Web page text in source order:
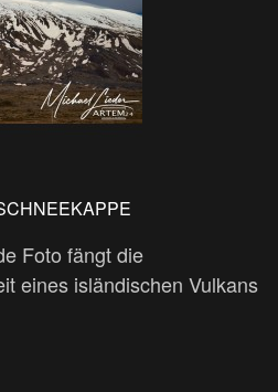
Foto fängt die
eines isländischen Vulkans